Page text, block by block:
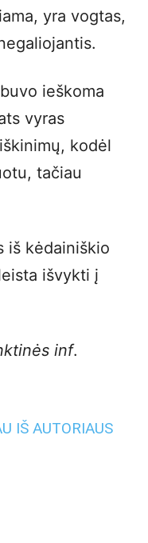
yra vogtas,
ieškoma
vyras
kodėl
tačiau
iš kėdainiškio
išvykti į
inf.
IŠ AUTORIAUS